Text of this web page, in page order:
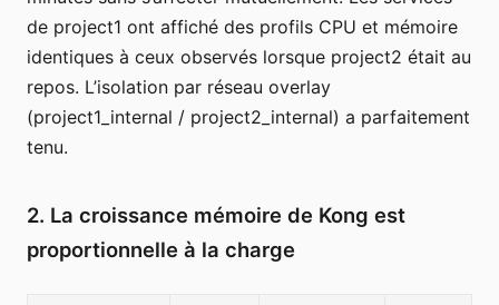
de project1 ont affiché des profils CPU et mémoire
identiques à ceux observés lorsque project2 était au
repos. L’isolation par réseau overlay
(project1_internal / project2_internal) a parfaitement
tenu.
2. La croissance mémoire de Kong est
proportionnelle à la charge